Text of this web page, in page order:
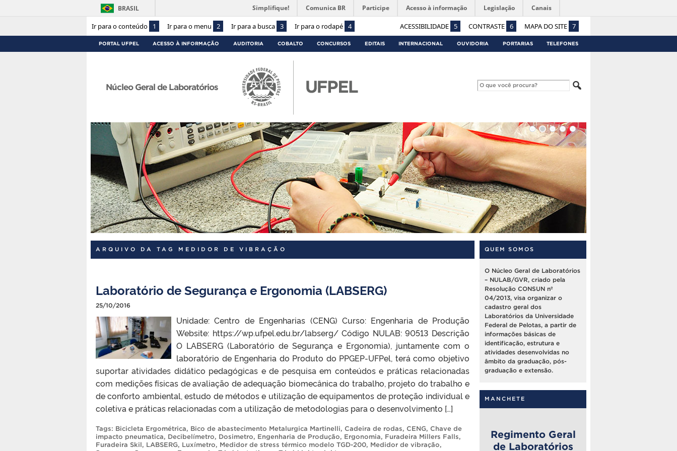
Ir para o conteúdo 1 Ir para o menu 2 Ir para a busca 3 Ir para o rodapé 4 ACESSIBILIDADE 5 CONTRASTE 6 MAPA DO SITE 7
BRASIL Simplifique! Comunica BR Participe Acesso à informação Legislação Canais
PORTAL UFPEL ACESSO À INFORMAÇÃO AUDITORIA COBALTO CONCURSOS EDITAIS INTERNACIONAL OUVIDORIA PORTARIAS TELEFONES
Núcleo Geral de Laboratórios
ARQUIVO DA TAG MEDIDOR DE VIBRAÇÃO
Laboratório de Segurança e Ergonomia (LABSERG)
25/10/2016
Unidade: Centro de Engenharias (CENG) Curso: Engenharia de Produção
Website: https://wp.ufpel.edu.br/labserg/ Código NULAB: 90513 Descrição
O LABSERG (Laboratório de Segurança e Ergonomia), juntamente com o
laboratório de Engenharia do Produto do PPGEP-UFPel, terá como objetivo
suportar atividades didático pedagógicas e de pesquisa em conteúdos e práticas relacionadas
com medições físicas de avaliação de adequação biomecânica do trabalho, projeto do trabalho e
de conforto ambiental, estudo de métodos e utilização de equipamentos de proteção individual e
coletiva e práticas relacionadas com a utilização de metodologias para o desenvolvimento […]
Tags: Bicicleta Ergométrica, Bico de abastecimento Metalurgica Martinelli, Cadeira de rodas, CENG, Chave de
impacto pneumatica, Decibelímetro, Dosimetro, Engenharia de Produção, Ergonomia, Furadeira Millers Falls,
Furadeira Skil, LABSERG, Luxímetro, Medidor de stress térmico modelo TGD-200, Medidor de vibração,
QUEM SOMOS
O Núcleo Geral de Laboratórios
– NULAB/GVR, criado pela
Resolução CONSUN nº
04/2013, visa organizar o
cadastro geral dos
Laboratórios da Universidade
Federal de Pelotas, a partir de
informações básicas de
identificação, estrutura e
atividades desenvolvidas no
âmbito da graduação, pós-
graduação e extensão.
MANCHETE
Regimento Geral
de Laboratórios